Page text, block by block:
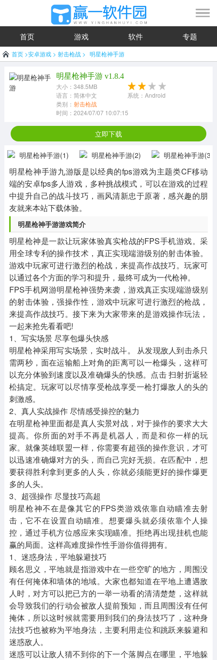
首页 游戏 软件 专题
首页 >安卓游戏 > 射击枪战 > 明星枪神手游
明星枪神手游 v1.8.4
大小：348.5MB
语言：简体中文
系统：Android
类别： 射击枪战
时间：2024/07/07 10:07:15
立即下载
明星枪神手游九游版是以经典的fps游戏为主题类CF移动
端的安卓fps多人游戏，多种挑战模式，可以在游戏的过程
中提升自己的战斗技巧，画风清新忠于原著，感兴趣的朋
友就来本站下载体验。
明星枪神手游游戏简介
明星枪神是一款让玩家体验真实枪战的FPS手机游戏。采
用全球专利的操作技术，真正实现端游级别的射击体验。
游戏中玩家可进行激烈的枪战，来提高作战技巧。玩家可
以通过各个方面的学习和提升，最终可成为一代枪神。
FPS手机网游明星枪神强势来袭，游戏真正实现端游级别
的射击体验，强操作性，游戏中玩家可进行激烈的枪战，
来提高作战技巧。接下来为大家带来的是游戏操作玩法，
一起来抢先看看吧!
1、写实场景 尽享包爆头快感
明星枪神采用写实场景，实时战斗。 从发现敌人到击杀只
需两秒，面在运输船上对角的距离可以一枪爆头，这样可
以充分体验到速度以及准确爆头的快感。点击 扫射折返轻
松搞定。玩家可以尽情享受枪战享受一枪打爆敌人的头的
刺激感。
2、真人实战操作 尽情感受操控的魅力
在明星枪神里面都是真人实景对战，对于操作的要求大大
提高。你所面的对手不再是机器人，而是和你一样的玩
家。就像英雄联盟一样，你需要有超强的操作意识，才可
以迅速准确爆对方的头，而自己完好无损。在匹配中，想
要获得胜利拿到更多的人头，你就必须能更好的操作爆更
多的人头。
3、超强操作 尽显技巧高超
明星枪神不在是像其它的FPS类游戏依靠自动瞄准去射
击，它不在设置自动瞄准。想要爆头就必须依靠个人操
控，通过手机方位感应来实现瞄准。拒绝再出现挂机也能
赢的局面。这样高难度操作性手游你值得拥有。
1、迷惑身法，平地躲避技巧
顾名思义，平地就是指游戏中在一些空旷的地方，周围没
有任何掩体和墙体的地域。大家也都知道在平地上遭遇敌
人时，对方可以把已方的一举一动看的清清楚楚，这样就
会导致我们的行动会被敌人提前预知，而且周围没有任何
掩体，所以这时候就需要用到我们的身法技巧了，这种身
法技巧也被称为平地身法，主要利用走位和跳跃来躲避和
迷惑敌人。
迷惑可以让敌人猜不到你的下一个落脚点在哪里，平地躲